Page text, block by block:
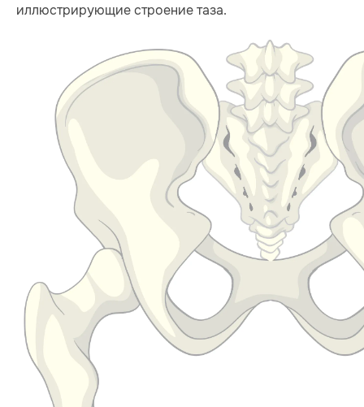
иллюстрирующие строение таза.